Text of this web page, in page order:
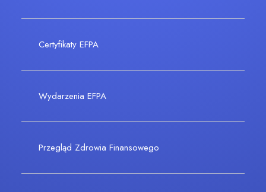
Certyfikaty EFPA
Wydarzenia EFPA
Przegląd Zdrowia Finansowego